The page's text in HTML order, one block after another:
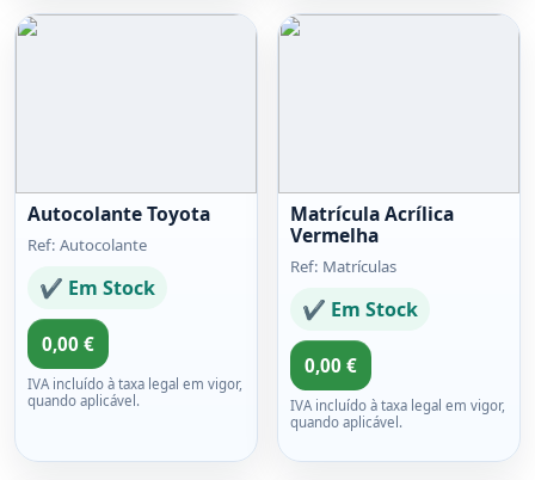
Autocolante Toyota
Ref: Autocolante
✔ Em Stock
0,00 €
IVA incluído à taxa legal em vigor,
quando aplicável.
Matrícula Acrílica
Vermelha
Ref: Matrículas
✔ Em Stock
0,00 €
IVA incluído à taxa legal em vigor,
quando aplicável.